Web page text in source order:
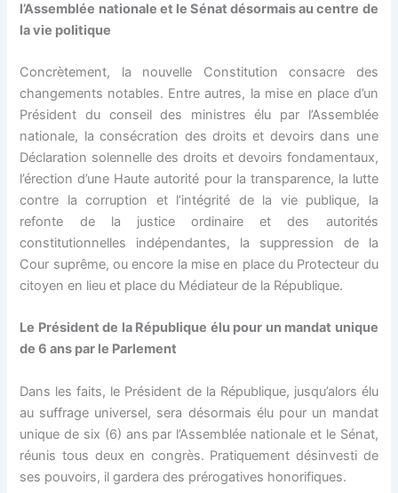
satın al
satın al
Panel
panel
panel
panel
panel
panel
panel
l’Assemblée nationale et le Sénat désormais au centre de
la vie politique
Concrètement, la nouvelle Constitution consacre des
changements notables. Entre autres, la mise en place d’un
Président du conseil des ministres élu par l’Assemblée
nationale, la consécration des droits et devoirs dans une
Déclaration solennelle des droits et devoirs fondamentaux,
l’érection d’une Haute autorité pour la transparence, la lutte
contre la corruption et l’intégrité de la vie publique, la
refonte de la justice ordinaire et des autorités
constitutionnelles indépendantes, la suppression de la
Cour suprême, ou encore la mise en place du Protecteur du
citoyen en lieu et place du Médiateur de la République.
Le Président de la République élu pour un mandat unique
de 6 ans par le Parlement
Dans les faits, le Président de la République, jusqu’alors élu
au suffrage universel, sera désormais élu pour un mandat
unique de six (6) ans par l’Assemblée nationale et le Sénat,
réunis tous deux en congrès. Pratiquement désinvesti de
ses pouvoirs, il gardera des prérogatives honorifiques.